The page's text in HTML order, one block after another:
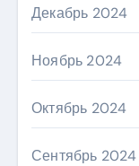
Декабрь 2024
Ноябрь 2024
Октябрь 2024
Сентябрь 2024